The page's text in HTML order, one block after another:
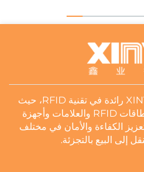
منذ عام 2008، أصبحت XINYE رائدة في تقنية RFID، حيث
تقدم مجموعة شاملة من بطاقات RFID والعلامات وأجهزة
الكفاءة والأمان في مختلف
إلى البيع بالتجزئة.